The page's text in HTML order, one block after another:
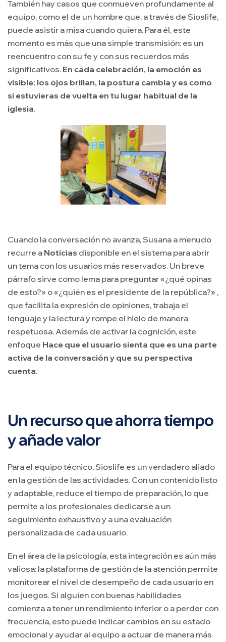
También hay casos que conmueven profundamente al
equipo, como el de un hombre que, a través de Sioslife,
puede asistir a misa cuando quiera. Para él, este
momento es más que una simple transmisión: es un
reencuentro con su fe y con sus recuerdos más
significativos. En cada celebración, la emoción es
visible: los ojos brillan, la postura cambia y es como
si estuvieras de vuelta en tu lugar habitual de la
iglesia.
Cuando la conversación no avanza, Susana a menudo
recurre a Noticias disponible en el sistema para abrir
un tema con los usuarios más reservados. Un breve
párrafo sirve como lema para preguntar «¿qué opinas
de esto?» o «¿quién es el presidente de la república?» ,
que facilita la expresión de opiniones, trabaja el
lenguaje y la lectura y rompe el hielo de manera
respetuosa. Además de activar la cognición, este
enfoque Hace que el usuario sienta que es una parte
activa de la conversación y que su perspectiva
cuenta.
Un recurso que ahorra tiempo
y añade valor
Para el equipo técnico, Sioslife es un verdadero aliado
en la gestión de las actividades. Con un contenido listo
y adaptable, reduce el tiempo de preparación, lo que
permite a los profesionales dedicarse a un
seguimiento exhaustivo y a una evaluación
personalizada de cada usuario.
En el área de la psicología, esta integración es aún más
valiosa: la plataforma de gestión de la atención permite
monitorear el nivel de desempeño de cada usuario en
los juegos. Si alguien con buenas habilidades
comienza a tener un rendimiento inferior o a perder con
frecuencia, esto puede indicar cambios en su estado
emocional y ayudar al equipo a actuar de manera más